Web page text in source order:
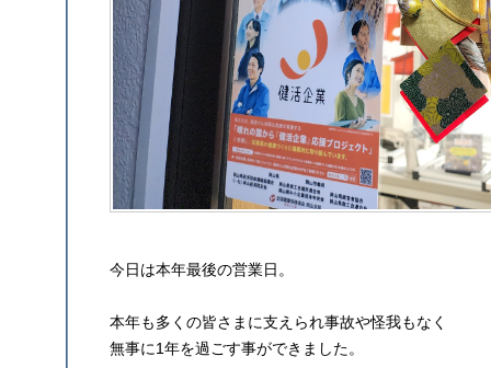
今日は本年最後の営業日。
本年も多くの皆さまに支えられ事故や怪我もなく
無事に1年を過ごす事ができました。